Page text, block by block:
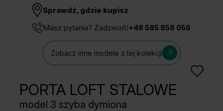
Sprawdź, gdzie kupisz
Masz pytania? Zadzwoń!+48 585 858 056
Zobacz inne modele z tej kolekcji
PORTA LOFT STALOWE
model 3 szyba dymiona